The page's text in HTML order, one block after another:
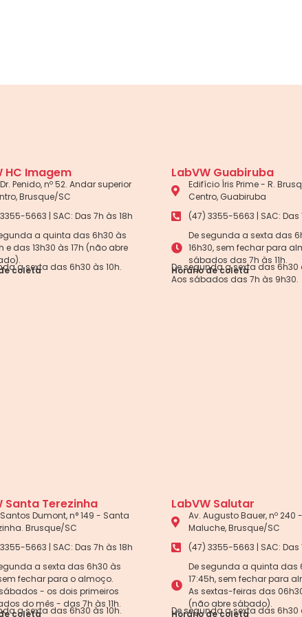
HC Imagem
Penido, nº 52. Andar superior
Brusque/SC
5663 | SAC: Das 7h às 18h
a quinta das 6h30 às
e das 13h30 às 17h (não abre
coleta
a sexta das 6h30 às 10h.
LabVW Guabiruba
Edifício Íris Prime - R.
Centro, Guabiruba
(47) 3355-5663 | SAC: Das
De segunda a sexta das
16h30, sem fechar para
sábados das 7h às 11h.
Horário de coleta
De segunda a sexta das 6h30
Aos sábados das 7h às 9h30.
Santa Terezinha
Dumont, n° 149 - Santa
Brusque/SC
5663 | SAC: Das 7h às 18h
a sexta das 6h30 às
fechar para o almoço.
- os dois primeiros
do mês - das 7h às 11h.
coleta
a sexta das 6h30 às 10h.
LabVW Salutar
Av. Augusto Bauer, nº 240
Maluche, Brusque/SC
(47) 3355-5663 | SAC: Das
De segunda a quinta das
17:45h, sem fechar para
As sextas-feiras das
(não abre sábado).
Horário de coleta
De segunda a sexta das 6h30